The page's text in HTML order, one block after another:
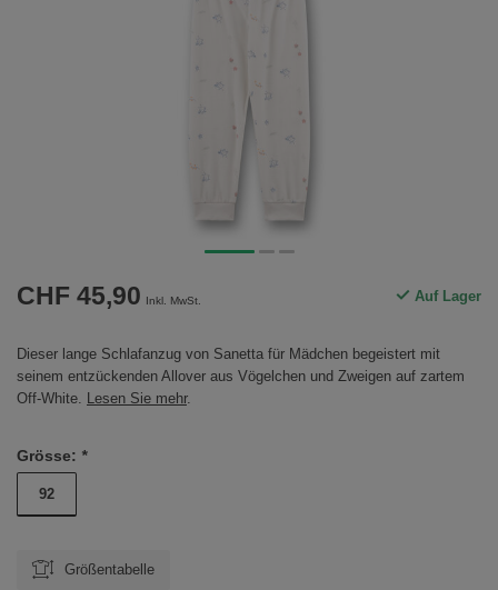
CHF 45,90 Inkl. MwSt. Auf Lager
Dieser lange Schlafanzug von Sanetta für Mädchen begeistert mit
seinem entzückenden Allover aus Vögelchen und Zweigen auf zartem
Off-White. Lesen Sie mehr.
Grösse: *
92
Größentabelle